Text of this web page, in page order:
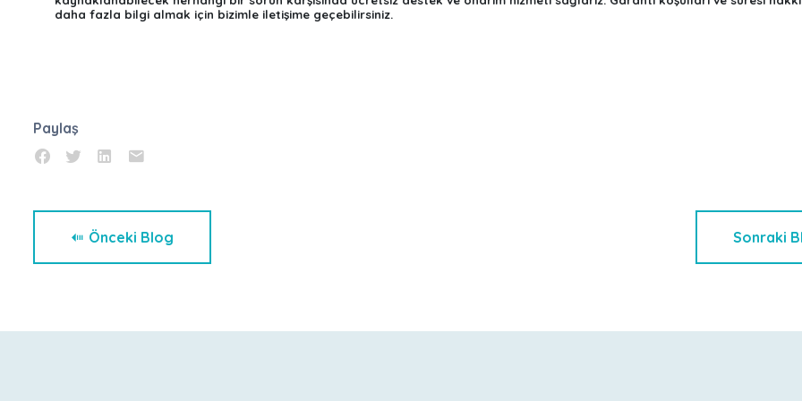
daha fazla bilgi almak için bizimle iletişime geçebilirsiniz.
Paylaş
Önceki Blog Sonraki